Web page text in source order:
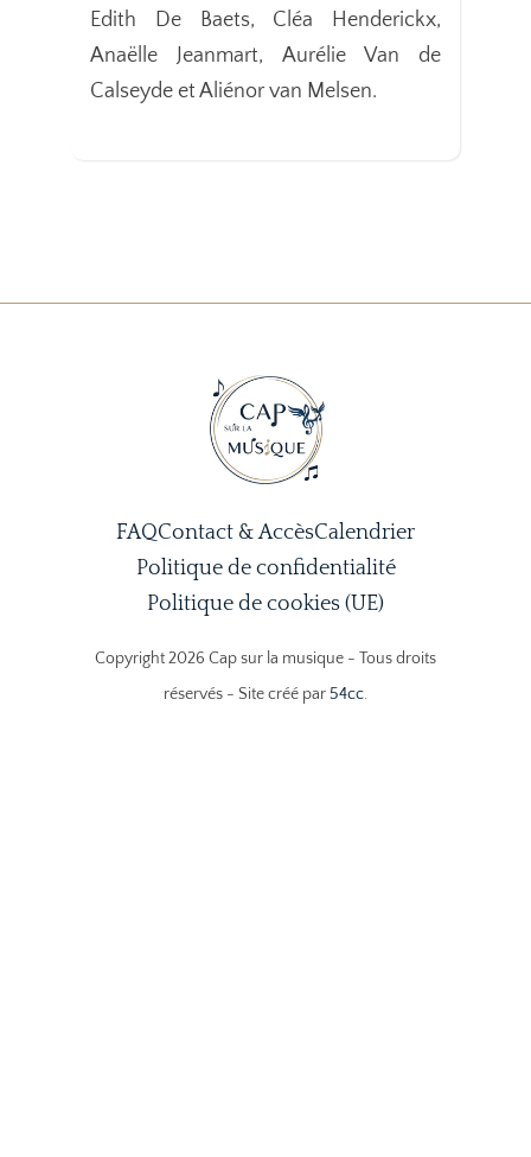
Edith De Baets, Cléa Henderickx,
Anaëlle Jeanmart, Aurélie Van de
Calseyde et Aliénor van Melsen.
FAQContact & AccèsCalendrier
Politique de confidentialité
Politique de cookies (UE)
Copyright 2026 Cap sur la musique - Tous droits
réservés - Site créé par54cc.